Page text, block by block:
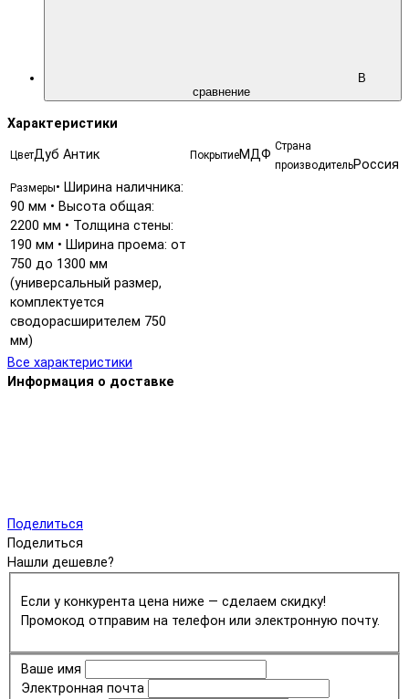
В
сравнение
Характеристики
ЦветДуб Антик ПокрытиеМДФ
Страна
производительРоссия
Размеры• Ширина наличника:
90 мм • Высота общая:
2200 мм • Толщина стены:
190 мм • Ширина проема: от
750 до 1300 мм
(универсальный размер,
комплектуется
сводорасширителем 750
мм)
Все характеристики
Информация о доставке
Поделиться
Поделиться
Нашли дешевле?
Если у конкурента цена ниже — сделаем скидку!
Промокод отправим на телефон или электронную почту.
Ваше имя
Электронная почта